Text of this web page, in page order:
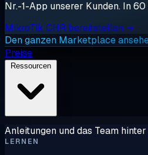
Nr.-1-App unserer Kunden. In
MikroTik CHR bereitstellen →
Den ganzen Marketplace
Preise
Anleitungen und das Team
LERNEN